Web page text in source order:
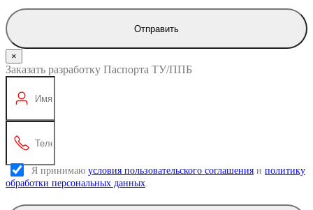
Отправить
×
Заказать разработку Паспорта ТУ/ППБ
Я принимаю условия пользовательского соглашения и политику
обработки персональных данных.